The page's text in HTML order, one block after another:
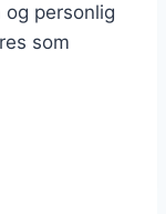
personlig
som